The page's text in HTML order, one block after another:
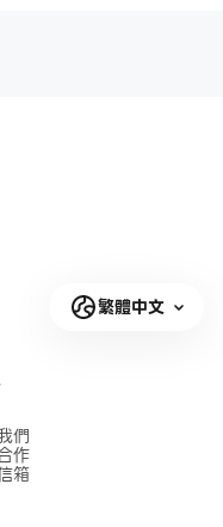
繁體中文
們
作
箱